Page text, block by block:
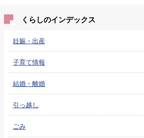
くらしのインデックス
妊娠・出産
子育て情報
結婚・離婚
引っ越し
ごみ